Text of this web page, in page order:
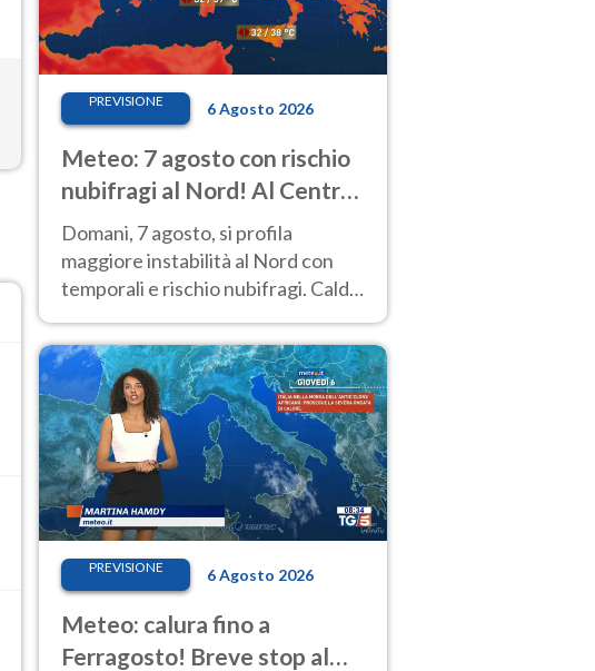
PREVISIONE 6 Agosto 2026
Meteo: 7 agosto con rischio
nubifragi al Nord! Al Centro-
Sud caldo estremo
Domani, 7 agosto, si profila
maggiore instabilità al Nord con
temporali e rischio nubifragi. Caldo
previsioni.
PREVISIONE 6 Agosto 2026
Meteo: calura fino a
Ferragosto! Breve stop al